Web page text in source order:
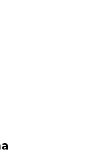
Esperienze